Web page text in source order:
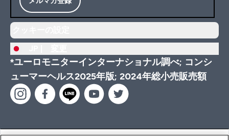
*ユーロモニターインターナショナル調べ; コンシ
ューマーヘルス2025年版; 2024年総小売販売額